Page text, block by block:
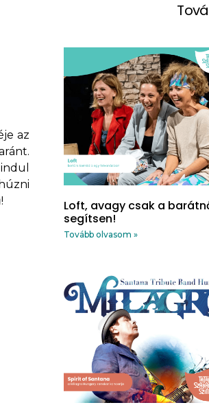
az
Loft, avagy csak a
segítsen!
Tovább olvasom »